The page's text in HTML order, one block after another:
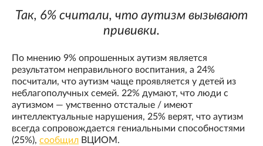
Так, 6% считали, что аутизм вызывают
прививки.
По мнению 9% опрошенных аутизм является
результатом неправильного воспитания, а 24%
посчитали, что аутизм чаще проявляется у детей из
неблагополучных семей. 22% думают, что люди с
аутизмом — умственно отсталые / имеют
интеллектуальные нарушения, 25% верят, что аутизм
всегда сопровождается гениальными способностями
(25%), сообщил ВЦИОМ.